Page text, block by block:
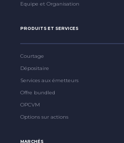
Equipe et Organisation
PRODUITS ET SERVICES
Courtage
Dépositaire
Services aux émetteurs
Offre bundled
OPCVM
Options sur actions
MARCHÉS